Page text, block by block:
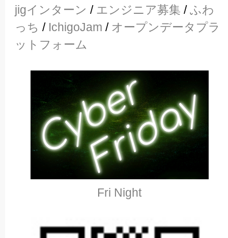
jigインターン / エンジニア募集 /ふわ
っち / IchigoJam / オープンデータプラ
ットフォーム
Fri Night